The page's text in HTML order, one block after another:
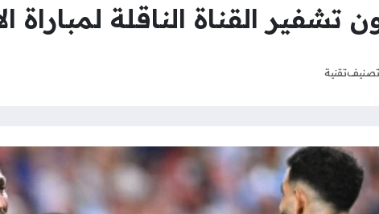
تشفير القناة الناقلة لمباراة
تصنيفتقنية